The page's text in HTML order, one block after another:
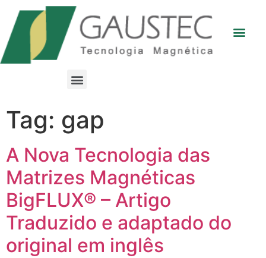
Tag: gap
A Nova Tecnologia das
Matrizes Magnéticas
BigFLUX® – Artigo
Traduzido e adaptado do
original em inglês